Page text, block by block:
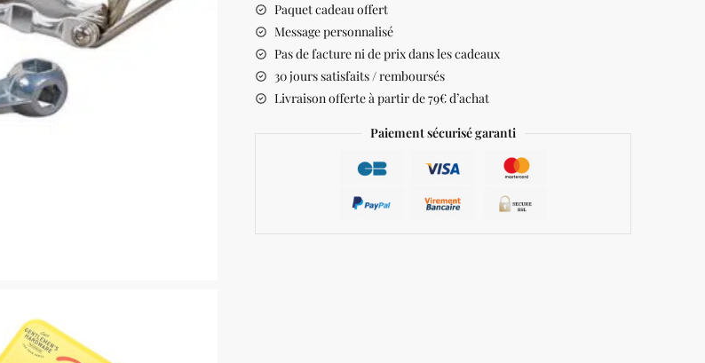
Paquet cadeau offert
Message personnalisé
Pas de facture ni de prix dans les cadeaux
30 jours satisfaits / remboursés
Livraison offerte à partir de 79€ d’achat
Paiement sécurisé garanti